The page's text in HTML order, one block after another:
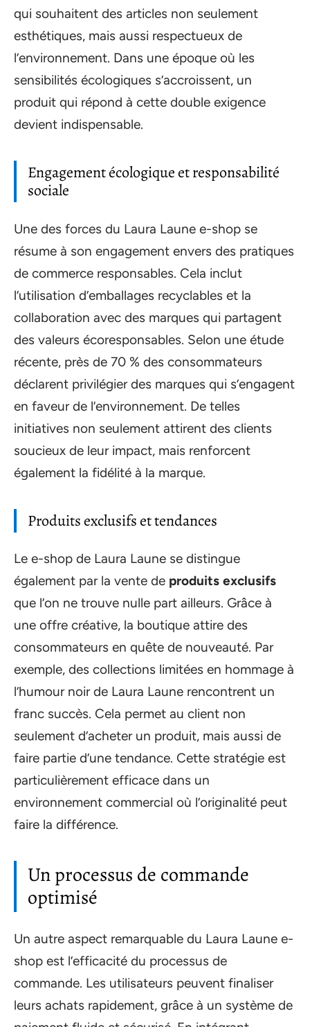
qui souhaitent des articles non seulement
esthétiques, mais aussi respectueux de
l’environnement. Dans une époque où les
sensibilités écologiques s’accroissent, un
produit qui répond à cette double exigence
devient indispensable.
Engagement écologique et responsabilité
sociale
Une des forces du Laura Laune e-shop se
résume à son engagement envers des pratiques
de commerce responsables. Cela inclut
l’utilisation d’emballages recyclables et la
collaboration avec des marques qui partagent
des valeurs écoresponsables. Selon une étude
récente, près de 70 % des consommateurs
déclarent privilégier des marques qui s’engagent
en faveur de l’environnement. De telles
initiatives non seulement attirent des clients
soucieux de leur impact, mais renforcent
également la fidélité à la marque.
Produits exclusifs et tendances
Le e-shop de Laura Laune se distingue
également par la vente de produits exclusifs
que l’on ne trouve nulle part ailleurs. Grâce à
une offre créative, la boutique attire des
consommateurs en quête de nouveauté. Par
exemple, des collections limitées en hommage à
l’humour noir de Laura Laune rencontrent un
franc succès. Cela permet au client non
seulement d’acheter un produit, mais aussi de
faire partie d’une tendance. Cette stratégie est
particulièrement efficace dans un
environnement commercial où l’originalité peut
faire la différence.
Un processus de commande
optimisé
Un autre aspect remarquable du Laura Laune e-
shop est l’efficacité du processus de
commande. Les utilisateurs peuvent finaliser
leurs achats rapidement, grâce à un système de